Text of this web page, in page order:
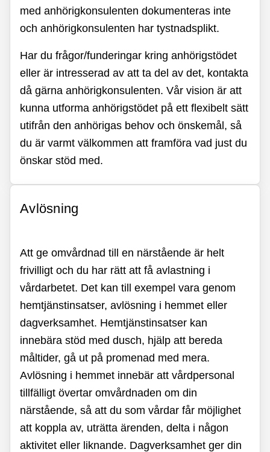
med anhörigkonsulenten dokumenteras inte
och anhörigkonsulenten har tystnadsplikt.
Har du frågor/funderingar kring anhörigstödet
eller är intresserad av att ta del av det, kontakta
då gärna anhörigkonsulenten. Vår vision är att
kunna utforma anhörigstödet på ett flexibelt sätt
utifrån den anhörigas behov och önskemål, så
du är varmt välkommen att framföra vad just du
önskar stöd med.
Avlösning
Att ge omvårdnad till en närstående är helt
frivilligt och du har rätt att få avlastning i
vårdarbetet. Det kan till exempel vara genom
hemtjänstinsatser, avlösning i hemmet eller
dagverksamhet. Hemtjänstinsatser kan
innebära stöd med dusch, hjälp att bereda
måltider, gå ut på promenad med mera.
Avlösning i hemmet innebär att vårdpersonal
tillfälligt övertar omvårdnaden om din
närstående, så att du som vårdar får möjlighet
att koppla av, uträtta ärenden, delta i någon
aktivitet eller liknande. Dagverksamhet ger din